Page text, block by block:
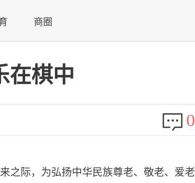
商圈
在棋中
0
之际，为弘扬中华民族尊老、敬老、爱老